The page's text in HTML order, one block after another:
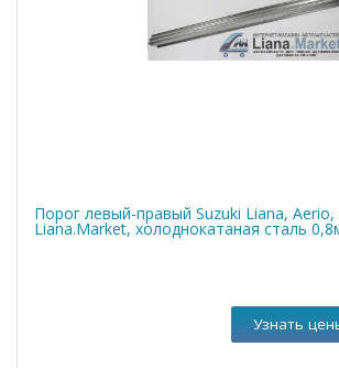
Порог левый-правый Suzuki Liana,
Liana.Market, холоднокатаная сталь
Узнать